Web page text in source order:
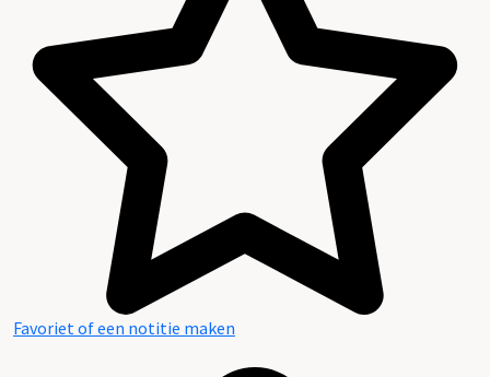
Favoriet of een notitie maken